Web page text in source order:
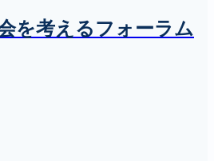
を考えるフォーラム